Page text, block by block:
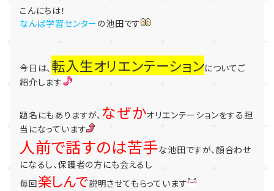
こんにちは！
なんば学習センターの池田です
今日は、 転入生オリエンテーションについてご
紹介します
題名にもありますが、 なぜかオリエンテーションをする担
当になっています
人前で話すのは苦手な池田ですが、顔合わせ
になるし、保護者の方にも会えるし
毎回楽しんで説明させてもらっています